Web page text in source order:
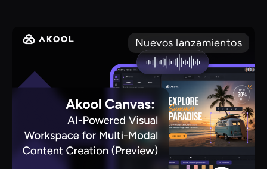
Nuevos lanzamientos